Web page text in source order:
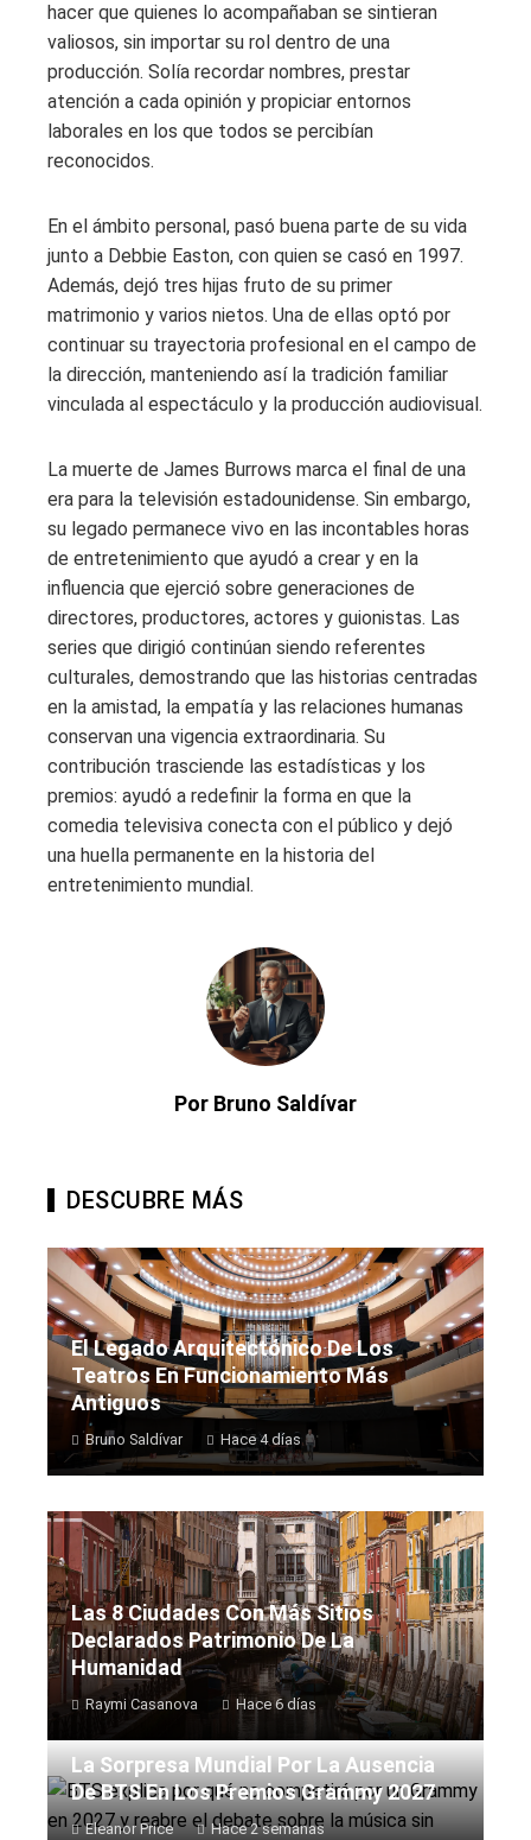
hacer que quienes lo acompañaban se sintieran
valiosos, sin importar su rol dentro de una
producción. Solía recordar nombres, prestar
atención a cada opinión y propiciar entornos
laborales en los que todos se percibían
reconocidos.
En el ámbito personal, pasó buena parte de su vida
junto a Debbie Easton, con quien se casó en 1997.
Además, dejó tres hijas fruto de su primer
matrimonio y varios nietos. Una de ellas optó por
continuar su trayectoria profesional en el campo de
la dirección, manteniendo así la tradición familiar
vinculada al espectáculo y la producción audiovisual.
La muerte de James Burrows marca el final de una
era para la televisión estadounidense. Sin embargo,
su legado permanece vivo en las incontables horas
de entretenimiento que ayudó a crear y en la
influencia que ejerció sobre generaciones de
directores, productores, actores y guionistas. Las
series que dirigió continúan siendo referentes
culturales, demostrando que las historias centradas
en la amistad, la empatía y las relaciones humanas
conservan una vigencia extraordinaria. Su
contribución trasciende las estadísticas y los
premios: ayudó a redefinir la forma en que la
comedia televisiva conecta con el público y dejó
una huella permanente en la historia del
entretenimiento mundial.
Por Bruno Saldívar
DESCUBRE MÁS
El Legado Arquitectónico De Los
Teatros En Funcionamiento Más
Antiguos
Bruno Saldívar Hace 4 días
Las 8 Ciudades Con Más Sitios
Declarados Patrimonio De La
Humanidad
Raymi Casanova Hace 6 días
La Sorpresa Mundial Por La Ausencia
De BTS En Los Premios Grammy 2027
Eleanor Price Hace 2 semanas